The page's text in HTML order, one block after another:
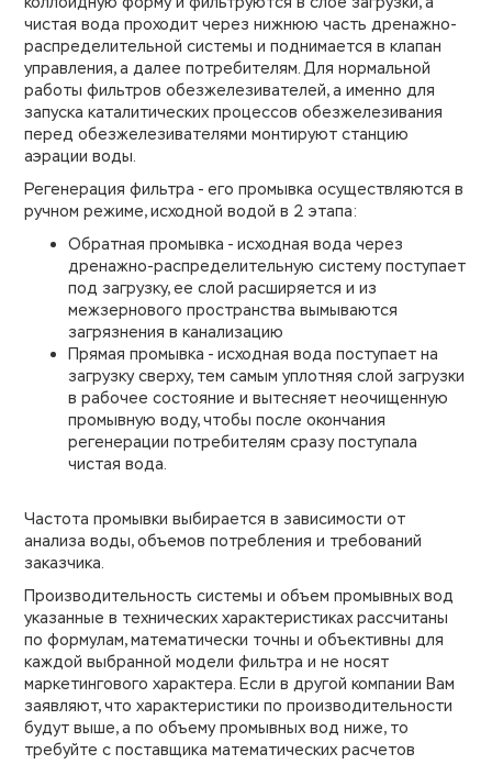
чистая вода проходит через нижнюю часть дренажно-
распределительной системы и поднимается в клапан
управления, а далее потребителям. Для нормальной
работы фильтров обезжелезивателей, а именно для
запуска каталитических процессов обезжелезивания
перед обезжелезивателями монтируют станцию
аэрации воды.
Регенерация фильтра - его промывка осуществляются в
ручном режиме, исходной водой в 2 этапа:
Обратная промывка - исходная вода через
дренажно-распределительную систему поступает
под загрузку, ее слой расширяется и из
межзернового пространства вымываются
загрязнения в канализацию
Прямая промывка - исходная вода поступает на
загрузку сверху, тем самым уплотняя слой загрузки
в рабочее состояние и вытесняет неочищенную
промывную воду, чтобы после окончания
регенерации потребителям сразу поступала
чистая вода.
Частота промывки выбирается в зависимости от
анализа воды, объемов потребления и требований
заказчика.
Производительность системы и объем промывных вод
указанные в технических характеристиках рассчитаны
по формулам, математически точны и объективны для
каждой выбранной модели фильтра и не носят
маркетингового характера. Если в другой компании Вам
заявляют, что характеристики по производительности
будут выше, а по объему промывных вод ниже, то
требуйте с поставщика математических расчетов